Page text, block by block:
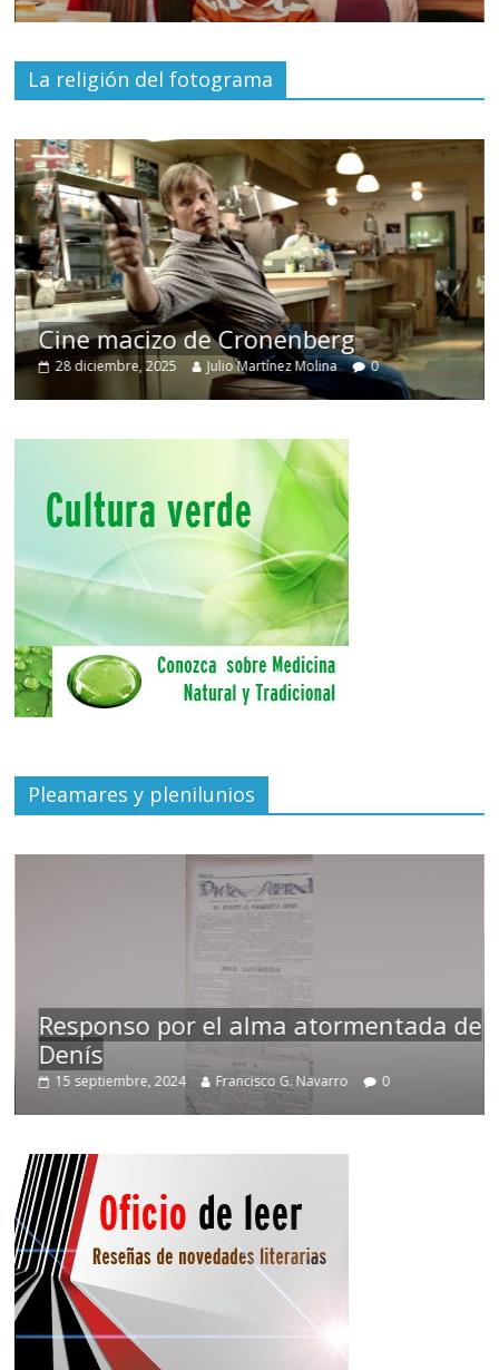
La religión del fotograma
Cine macizo de Cronenberg
28 diciembre, 2025 Julio Martínez Molina 0
Pleamares y plenilunios
Responso por el alma atormentada de
Denís
15 septiembre, 2024 Francisco G. Navarro 0